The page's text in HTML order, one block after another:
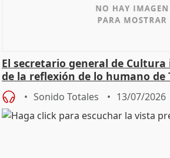
El secretario general de
de la reflexión de lo humano de
Sonido Totales 13/07/2026